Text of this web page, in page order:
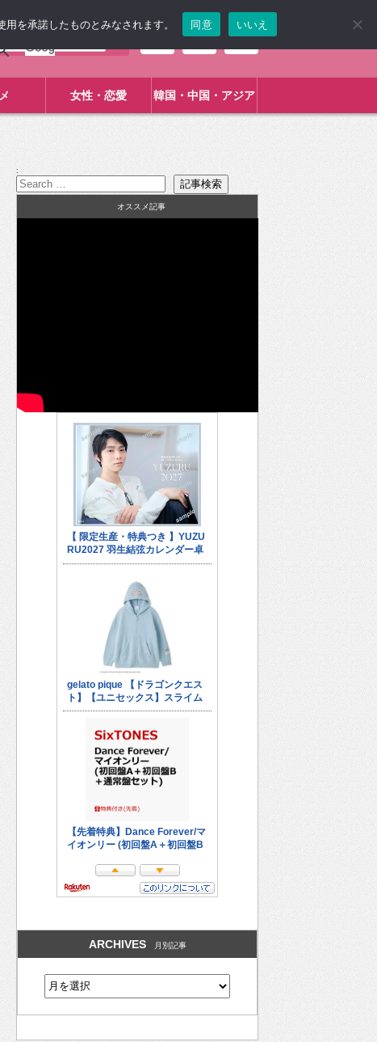
女性・恋愛 韓国・中国・アジア
:
オススメ記事
ARCHIVES 月別記事
を承諾したものとみなされます。 同意 いいえ